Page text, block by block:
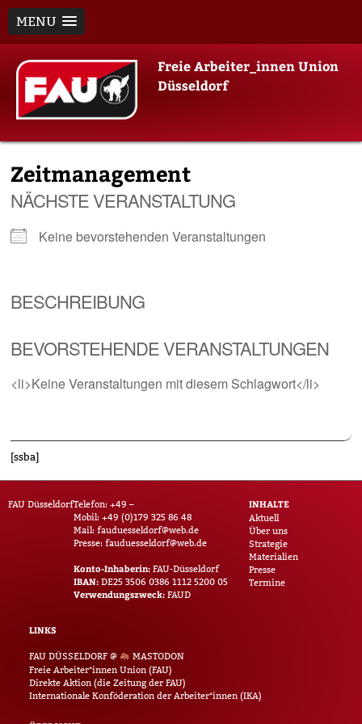
MENU
content
Freie Arbeiter_innen Union
Düsseldorf
Zeitmanagement
NÄCHSTE VERANSTALTUNG
Keine bevorstehenden Veranstaltungen
BESCHREIBUNG
BEVORSTEHENDE VERANSTALTUNGEN
<li>Keine Veranstaltungen mit diesem Schlagwort</li>
[ssba]
FAU DüsseldorfTelefon: +49 –
Mobil: +49 (0)179 325 86 48
Mail: fauduesseldorf@web.de
Presse: fauduesseldorf@web.de
Konto-Inhaberin: FAU-Düsseldorf
IBAN: DE25 3506 0386 1112 5200 05
Verwendungszweck: FAUD
INHALTE
Aktuell
Über uns
Strategie
Materialien
Presse
Termine
LINKS
FAU DÜSSELDORF @
MASTODON
Freie Arbeiter*innen Union (FAU)
Direkte Aktion (die Zeitung der FAU)
Internationale Konföderation der Arbeiter*innen (IKA)